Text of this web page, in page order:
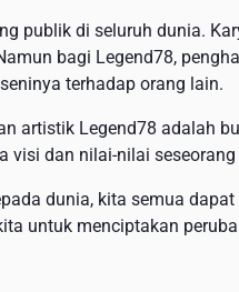
publik di seluruh dunia.
bagi Legend78,
terhadap orang lain.
artistik Legend78 adalah
dan nilai-nilai
dunia, kita semua
untuk menciptakan